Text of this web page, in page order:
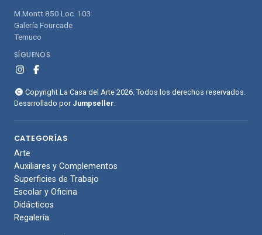
M.Montt 850 Loc. 103
Galería Fourcade
Temuco
SÍGUENOS
Copyright La Casa del Arte 2026. Todos los derechos reservados.
Desarrollado por Jumpseller
CATEGORÍAS
Arte
Auxiliares y Complementos
Superficies de Trabajo
Escolar y Oficina
Didácticos
Regalería